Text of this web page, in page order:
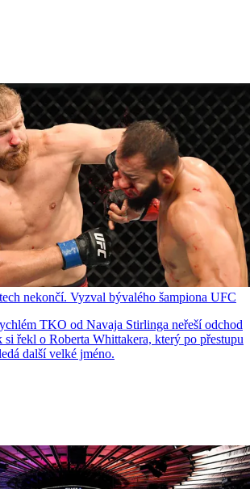
nekončí. Vyzval bývalého šampiona UFC
TKO od Navaja Stirlinga neřeší odchod
si řekl o Roberta Whittakera, který po přestupu
další velké jméno.